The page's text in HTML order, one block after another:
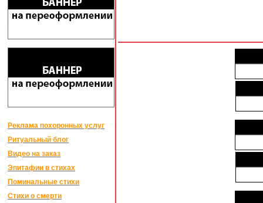
Реклама похоронных услуг
Ритуальный блог
Видео на заказ
Эпитафии в стихах
Поминальные стихи
Стихи о смерти